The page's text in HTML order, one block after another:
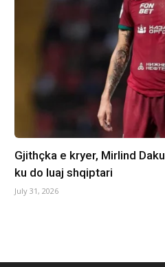
Gjithçka e kryer, Mirlind
ku do luaj shqiptari
July 31, 2026